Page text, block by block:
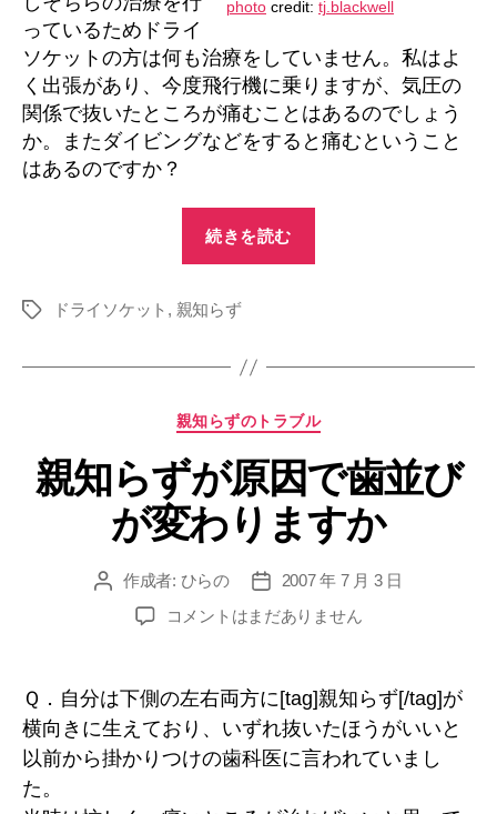
photo credit: tj.blackwell
っているためドライ
ソケットの方は何も治療をしていません。私はよ
く出張があり、今度飛行機に乗りますが、気圧の
関係で抜いたところが痛むことはあるのでしょう
か。またダイビングなどをすると痛むということ
はあるのですか？
続きを読む
ッ
が
治
る
ま
で”
タ
ドライソケット , 親知らず
カ
ゴ
リ
ー
親知らずのトラブル
親知らずが原因で歯並び
が変わりますか
投 作成者: ひらの
投
稿
日
2007 年 7 月 3 日
親
ず
が
原
因
歯
コメントはまだありません
Ｑ．自分は下側の左右両方に[tag]親知らず[/tag]が
横向きに生えており、いずれ抜いたほうがいいと
以前から掛かりつけの歯科医に言われていまし
た。